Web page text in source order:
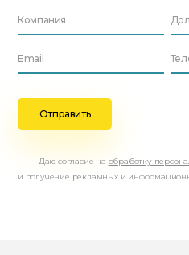
Даю согласие на обработку
и получение рекламных и